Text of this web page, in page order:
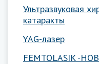
Ультразвуковая
катаракты
YAG-лазер
FEMTOLASIK -